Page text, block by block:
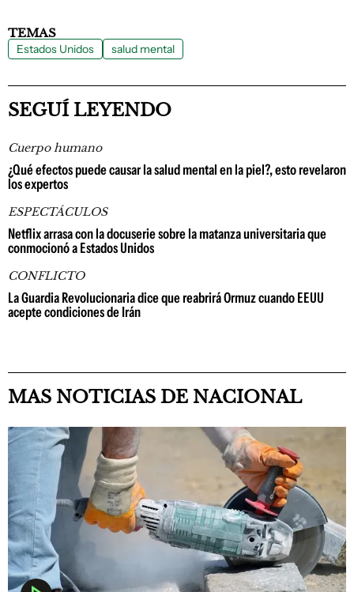
TEMAS
Estados Unidos salud mental
SEGUÍ LEYENDO
Cuerpo humano
¿Qué efectos puede causar la salud mental en la piel?, esto revelaron
los expertos
ESPECTÁCULOS
Netflix arrasa con la docuserie sobre la matanza universitaria que
conmocionó a Estados Unidos
CONFLICTO
La Guardia Revolucionaria dice que reabrirá Ormuz cuando EEUU
acepte condiciones de Irán
MAS NOTICIAS DE NACIONAL